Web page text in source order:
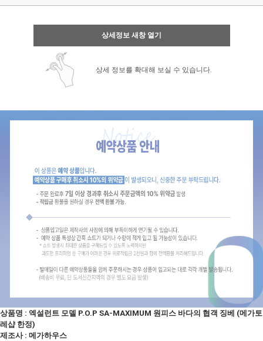
상세정보 새창 열기
상세 정보를 확대해 보실 수 있습니다.
상품명 : 엑설런트 모델 P.O.P SA-MAXIMUM 원피스 바다의 협객 징베 (메가토
레샵 한정)
제조사 : 메가하우스